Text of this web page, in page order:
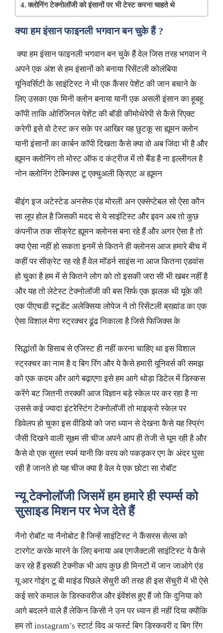
क्लोनिंग टेक्नोलॉजी को इंसानों पर भी टेस्ट करना चाहते थे
क्या हम इंसान फाइनली भगवान बन चुके हैं?
क्या हम इंसान फाइनली भगवान बन चुके हैं वेल जिस तरह भगवान ने
अपने एक अंश से हम इंसानों को बनाया रिसेंटली कोलंबिया
यूनिवर्सिटी के साइंटिस्ट ने भी एक कैंसर पेशेंट की जान बचाने के
लिए उसका एक मिनी क्लोन बनाया यानी एक असली इंसान का हूबहू
कॉपी ताकि ओरिजिनल पेशेंट की बॉडी कीमोथेरेपी से कैसे रिएक्ट
करेगी इसे वो टेस्ट कर सके पर आखिर यह छुटकू सा ह्यूमन क्लोन
यानी इंसानों का कार्बन कॉपी दिखता कैसे क्या वो अब जिंदा भी है और
ह्यूमन क्लोनिंग तो मोस्ट ऑफ द कंट्रीज में तो बैंड है ना इल्लीगल है
नोन क्लोनिंग टेक्निक्स टू एक्चुअली क्रिएट अ ह्यूमन
बीइंग इज अटेस्टेड अनसेफ एंड मोरली अन एक्सेप्टेबल सो ऐसा कौन
सा लूप होल है जिसकी मदद से ये साइंटिस्ट और इवन अब तो कुछ
कंपनीज तक सीक्रेट ह्यूमन क्लोनस बना रहे हैं और अगर ऐसा है तो
क्या ऐसा नहीं हो सकता इनमें से कितने ही क्लोनस आज हमारे बीच में
कहीं पर सीक्रेट रह रहे हैं वेल मॉडर्न साइंस ना आज कितना एडवांस
हो चुका है हम में से कितने लोग को तो इसकी जरा सी भी खबर नहीं है
और यह तो लेटेस्ट टेक्नोलॉजी की बस सिर्फ एक झलक थी यूके की
एक पीएचडी स्टूडेंट अलेक्सिया लोपेज ने तो रिसेंटली ब्रह्मांड का एक
ऐसा विशाल मेगा स्ट्रक्चर ढूंढ निकाला है जिसे फिजिक्स के
सिद्धांतों के हिसाब से एजिस्ट ही नहीं करना चाहिए था इस विशाल
स्ट्रक्चर का नाम है द बिग रिंग और ये कैसे हमारी यूनिवर्स की समझ
को एक कदम और आगे बढ़ाएगा इसे हम आगे थोड़ा डिटेल में डिस्कस
करेंगे बट जितनी तरक्की आज विज्ञान बड़े स्केल पर कर रहा है ना
उससे कई ज्यादा इंटरेस्टिंग टेक्नोलॉजी तो माइक्रो स्केल पर
डिवेलप हो चुका इस वीडियो को जरा ध्यान से देखना कैसे यह स्प्रिंग
जैसी दिखने वाली सूक्ष्म सी चीज अपने आप ही तेजी से घूम रही है और
कैसे वो एक सुस्त स्पर्म यानी कि वरय को पकड़कर एग के अंदर घुसा
रही है जानते हो यह चीज क्या है वेल ये एक छोटा सा रोबॉट
न्यू टेक्नोलॉजी जिसमें हम हमारे ही स्पर्म्स को
सुसाइड मिशन पर भेज देते हैं
नैनो रोबॉट या नैनोबोट है जिन्हें साइंटिस्ट ने कैंसरस सेल्स को
टारगेट करके मारने के लिए बनाया अब एगजैक्टली साइंटिस्ट ये कैसे
कर रहे हैं इसकी टेक्नीक भी आप कुछ ही मिनटों में जान जाओगे एंड
यू आर गोइंग टू बी माइंड पिछले सेंचुरी की तरह ही इस सेंचुरी में भी ऐसे
कई सारे कमाल के डिस्कवरीज और इंवेंशंस हुए हैं जो कि दुनिया को
आगे बदलने वाले हैं लेकिन किसी ने उन पर ध्यान ही नहीं दिया क्योंकि
हम तो instagram’s स्टार्ट विद अ फर्स्ट बिग डिस्कवरी द बिग रिंग